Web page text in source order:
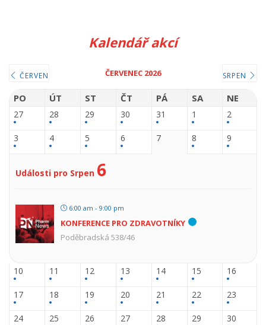
Kalendář akcí
ČERVEN ČERVENEC 2026 SRPEN
PO ÚT ST ČT PÁ SA NE
27 28 29 30 31 1 2
3 4 5 6 7 8 9
Události pro Srpen 6
6:00 am - 9:00 pm
KONFERENCE PRO ZDRAVOTNÍKY
Poděbradská 538/46
10 11 12 13 14 15 16
17 18 19 20 21 22 23
24 25 26 27 28 29 30